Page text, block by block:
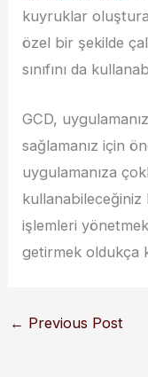
kuyruklar
özel bir şekilde
sınıfını da
GCD,
sağlamanız için
uygulamanıza
kullanabileceğiniz
işlemleri
getirmek oldukça
← Previous Post